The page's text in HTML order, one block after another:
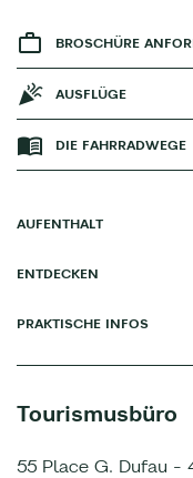
BROSCHÜRE
AUSFLÜGE
DIE FAHRRADWEGE
AUFENTHALT
ENTDECKEN
PRAKTISCHE INFOS
Tourismusbüro
55 Place G. Dufau -